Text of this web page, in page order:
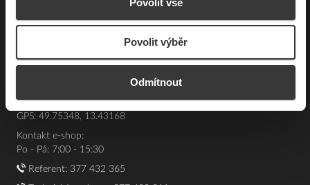
Povolit výběr
Odmítnout
Elfetex, spol. s r.o.
Česká republika
DIČ: CZ40524485
GPS: 49.75348, 13.43168
Kontakt e-shop:
Po - Pá: 7:00 - 15:30
Referent: 377 432 365